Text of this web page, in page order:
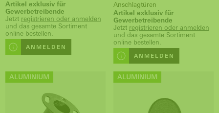
Artikel exklusiv für
Gewerbetreibende
Jetzt registrieren oder anmelden
und das gesamte Sortiment
online bestellen.
ANMELDEN
Anschlagtüren
Artikel exklusiv für
Gewerbetreibende
Jetzt registrieren oder anmelden
und das gesamte Sortiment
online bestellen.
ANMELDEN
ALUMINIUM ALUMINIUM